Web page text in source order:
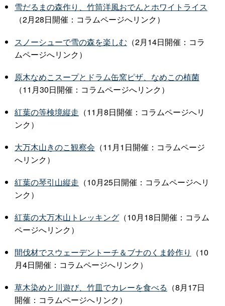
雪だるまの森作り、竹筒洋風おでんとホワイトライス
（2月28日開催：コラムページへリンク）
スノーシューで雪の森を楽しむ （2月14日開催：コラ
ムページへリンク）
原木なめこスープとドラム缶窯ピザ、なめこの植菌
（11月30日開催：コラムページへリンク）
紅葉の等検境縦走 （11月8日開催：コラムページへリ
ンク）
大万木山きのこ観察会 （11月1日開催：コラムページ
へリンク）
紅葉の琴引山縦走 （10月25日開催：コラムページへリ
ンク）
紅葉の大万木山トレッキング（10月18日開催：コラム
ページへリンク）
間伐材でスウェーデントーチ＆ブナのくま鈴作り
（10
月4日開催：コラムページへリンク）
草木染めと川遊び、竹皿でカレーを食べる （8月17日
開催：コラムページへリンク）